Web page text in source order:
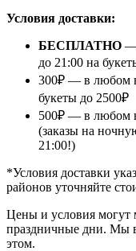
Условия доставки:
БЕСПЛАТНО —
до 21:00 на
300₽ — в любом
букеты до 2500₽
500₽ — в любом
(заказы на
21:00!)
*Условия доставки
районов уточняйте
Цены и условия могут
праздничные дни. Мы
этом.